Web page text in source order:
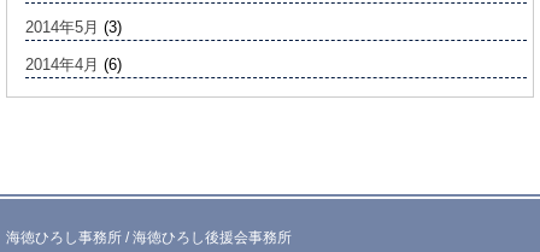
2014年5月 (3)
2014年4月 (6)
海徳ひろし事務所 / 海徳ひろし後援会事務所